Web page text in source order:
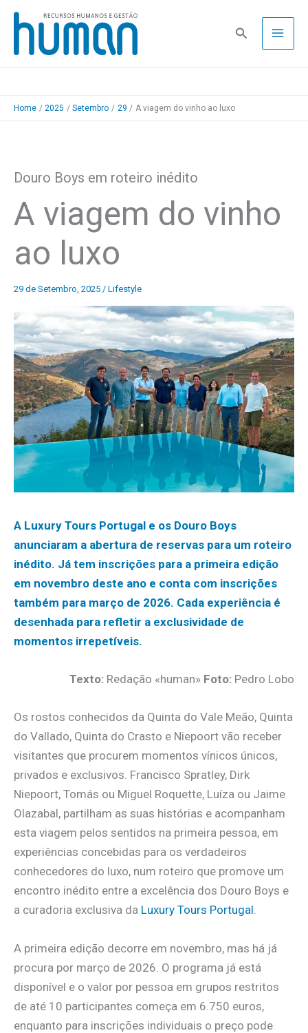
Skip
content
Pesquisa
Home 2025 Setembro 29 A viagem do vinho ao luxo
Douro Boys em roteiro inédito
A viagem do vinho
ao luxo
29 de Setembro, 2025 / Lifestyle
A Luxury Tours Portugal e os Douro Boys
anunciaram a abertura de reservas para um roteiro
inédito. Já tem inscrições para a primeira edição
em novembro deste ano e conta com inscrições
também para março de 2026. Cada experiência é
desenhada para refletir a exclusividade de
momentos irrepetíveis.
Texto: Redação «human» Foto: Pedro Lobo
Os rostos conhecidos da Quinta do Vale Meão, Quinta
do Vallado, Quinta do Crasto e Niepoort vão receber
visitantes que procurem momentos vínicos únicos,
privados e exclusivos. Francisco Spratley, Dirk
Niepoort, Tomás ou Miguel Roquette, Luíza ou Jaime
Olazabal, partilham as suas histórias e acompanham
esta viagem pelos sentidos na primeira pessoa, em
experiências concebidas para os verdadeiros
conhecedores do luxo, num roteiro que promove um
encontro inédito entre a excelência dos Douro Boys e
a curadoria exclusiva da Luxury Tours Portugal.
A primeira edição decorre em novembro, mas há já
procura por março de 2026. O programa já está
disponível e o valor por pessoa em grupos restritos
de até 10 participantes começa em 6.750 euros,
enquanto para inscrições individuais o preço pode